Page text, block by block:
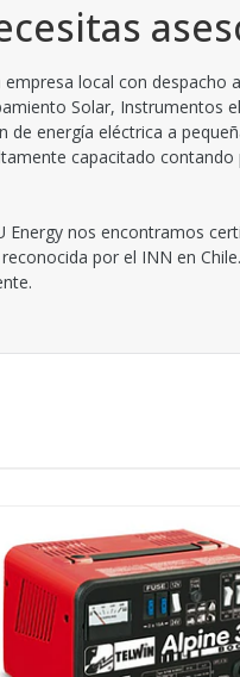
local con
Solar,
energía eléctrica a
capacitado
Energy nos encontramos
por el INN en